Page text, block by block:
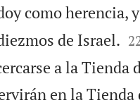
como herencia,
de Israel.
a la
en la Tienda